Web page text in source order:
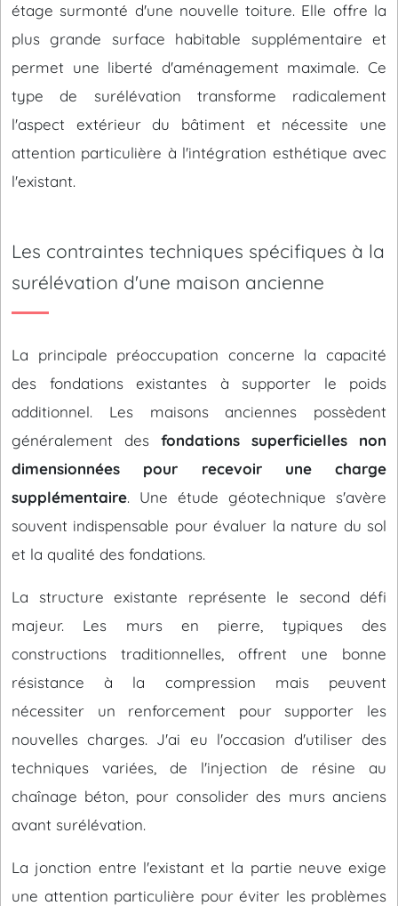
étage surmonté d'une nouvelle toiture. Elle offre la
plus grande surface habitable supplémentaire et
permet une liberté d'aménagement maximale. Ce
type de surélévation transforme radicalement
l'aspect extérieur du bâtiment et nécessite une
attention particulière à l'intégration esthétique avec
l'existant.
Les contraintes techniques spécifiques à la
surélévation d'une maison ancienne
La principale préoccupation concerne la capacité
des fondations existantes à supporter le poids
additionnel. Les maisons anciennes possèdent
généralement des fondations superficielles non
dimensionnées pour recevoir une charge
supplémentaire. Une étude géotechnique s'avère
souvent indispensable pour évaluer la nature du sol
et la qualité des fondations.
La structure existante représente le second défi
majeur. Les murs en pierre, typiques des
constructions traditionnelles, offrent une bonne
résistance à la compression mais peuvent
nécessiter un renforcement pour supporter les
nouvelles charges. J'ai eu l'occasion d'utiliser des
techniques variées, de l'injection de résine au
chaînage béton, pour consolider des murs anciens
avant surélévation.
La jonction entre l'existant et la partie neuve exige
une attention particulière pour éviter les problèmes